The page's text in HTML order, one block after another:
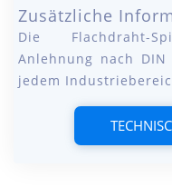
Zusätzliche
Die Flachdraht-
Anlehnung nach
jedem